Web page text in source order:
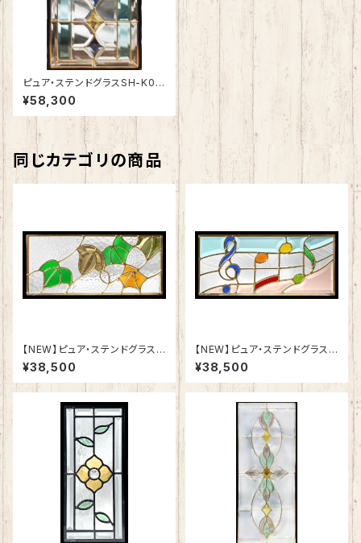
ピュア・ステンドグラスSH-K06
N
¥58,300
同じカテゴリの商品
【NEW】ピュア・ステンドグラスS
H-K17
¥38,500
【NEW】ピュア・ステンドグラスS
H-K18
¥38,500